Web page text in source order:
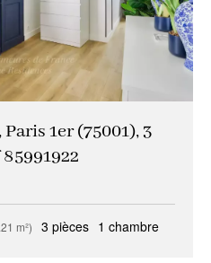
1er (75001), 3
m²) 3 pièces 1 chambre